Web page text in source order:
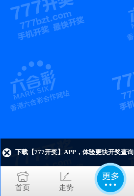
首页 走势
下载【777开奖】APP，体验更快开奖查询